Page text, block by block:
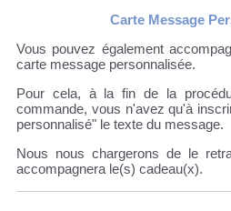
Carte Message
Vous pouvez également
carte message personnalisée.
Pour cela, à la fin de la
commande, vous n'avez qu'à
personnalisé" le texte du message.
Nous nous chargerons de le
accompagnera le(s) cadeau(x).